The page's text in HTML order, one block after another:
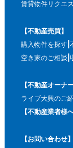
賃貸物件リクエ
【不動産売買】
購入物件を探す
空き家のご相談
【不動産オーナ
ライブ大興のご
【不動産業者様へ
【お問い合わせ】